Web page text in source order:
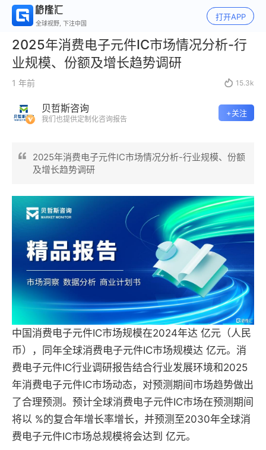
全球视野, 下注中国
打开APP
2025年消费电子元件IC市场情况分析-行
业规模、份额及增长趋势调研
1 年前  15.3k
贝哲斯咨询
我们也提供定制化咨询报告
+关注
2025年消费电子元件IC市场情况分析-行业规模、份额
及增长趋势调研
中国消费电子元件IC市场规模在2024年达 亿元（人民
币），同年全球消费电子元件IC市场规模达 亿元。消
费电子元件IC行业调研报告结合行业发展环境和2025
年消费电子元件IC市场动态，对预测期间市场趋势做出
了合理预测。预计全球消费电子元件IC市场在预测期间
将以 %的复合年增长率增长，并预测至2030年全球消
费电子元件IC市场总规模将会达到 亿元。